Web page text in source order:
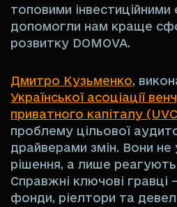
топовими інвестиційними
допомогли нам краще
розвитку DOMOVA.
Дмитро Кузьменко,
Української асоціації
приватного капіталу
проблему цільової
драйверами змін. Вони
рішення, а лише реагують
Справжні ключові гравці
фонди, ріелтори та